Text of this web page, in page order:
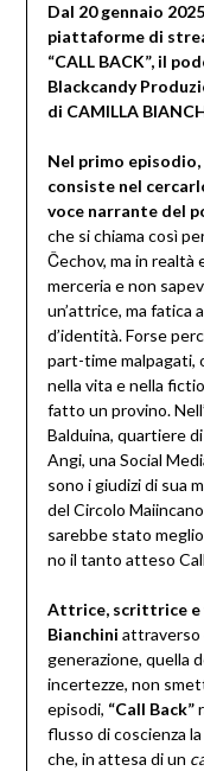
Dal 20 gennaio
piattaforme di
“CALL BACK”, il
Blackcandy
di CAMILLA
Nel primo
consiste nel
voce narrante del
che si chiama così
Čechov, ma in realtà
merceria e non
un’attrice, ma fatica
d’identità. Forse
part-time malpagati,
nella vita e nella
fatto un provino.
Balduina, quartiere
Angi, una Social
sono i giudizi di sua
del Circolo
sarebbe stato
no il tanto atteso
Attrice, scrittrice e
Bianchini attraverso
generazione, quella
incertezze, non
episodi, “Call Back”
flusso di coscienza
che, in attesa di un